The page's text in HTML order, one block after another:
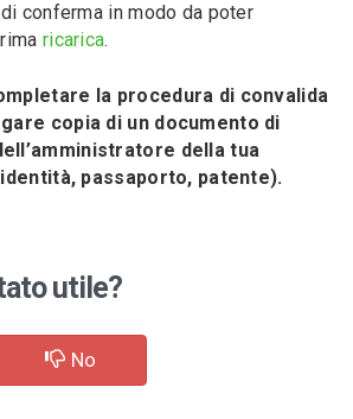
conferma in modo da poter
ricarica.
la procedura di convalida
copia di un documento di
della tua
passaporto, patente).
utile?
No